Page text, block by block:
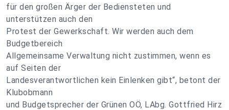
für den großen Ärger der Bediensteten und
unterstützen auch den
Protest der Gewerkschaft. Wir werden auch dem
Budgetbereich
Allgemeinsame Verwaltung nicht zustimmen, wenn es
auf Seiten der
Landesverantwortlichen kein Einlenken gibt“, betont der
Klubobmann
und Budgetsprecher der Grünen OÖ, LAbg. Gottfried Hirz